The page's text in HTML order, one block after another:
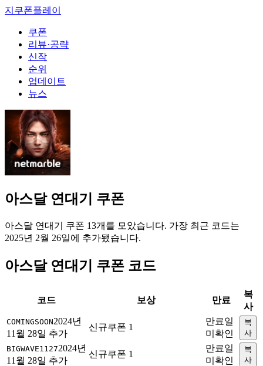
본
지쿠폰플레이
쿠폰
리뷰·공략
신작
순위
업데이트
뉴스
아스달 연대기 쿠폰
아스달 연대기 쿠폰 13개를 모았습니다. 가장 최근 코드는
2025년 2월 26일에 추가됐습니다.
아스달 연대기 쿠폰 코드
코드 보상 만료
복
사
COMINGSOON2024년
11월 28일 추가
신규쿠폰 1
만료일
미확인
복
사
BIGWAVE11272024년
11월 28일 추가
신규쿠폰 1
만료일
미확인
복
사